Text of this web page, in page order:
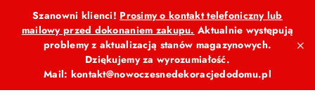
Przejdź do treści głównej
Przejdź do wyszukiwarki
Przejdź do moje konto
Przejdź do menu głównego
Przejdź do stopki
Szanowni klienci! Prosimy o kontakt telefoniczny lub
mailowy przed dokonaniem zakupu. Aktualnie występują
problemy z aktualizacją stanów magazynowych.
Dziękujemy za wyrozumiałość.
Mail: kontakt@nowoczesnedekoracjedodomu.pl